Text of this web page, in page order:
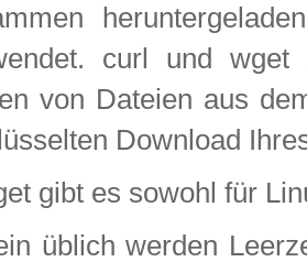
curl und wget
von Dateien aus
Download
gibt es sowohl für
üblich werden